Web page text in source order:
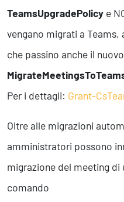
TeamsUpgradePolicy e
vengano migrati a
che passino anche il
Per i dettagli: Grant-
Oltre alle migrazioni
amministratori possono
migrazione del meeting di
comando